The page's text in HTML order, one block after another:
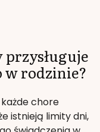
przysługuje
w rodzinie?
każde chore
istnieją limity dni,